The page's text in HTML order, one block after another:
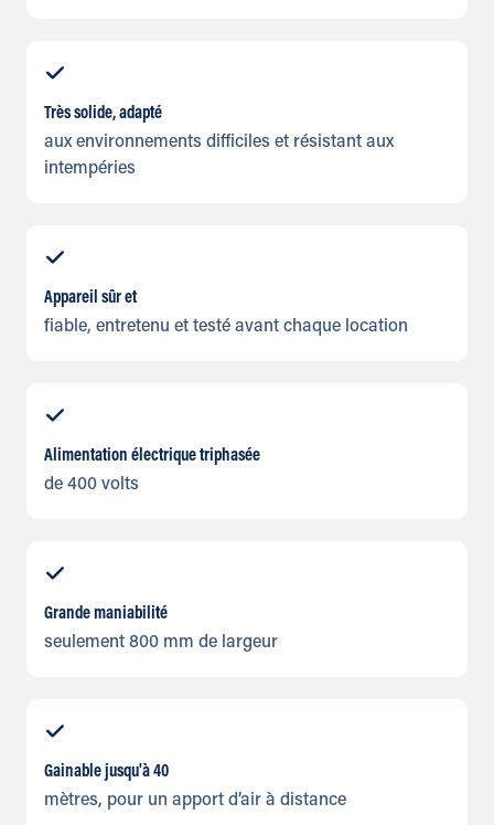
Très solide, adapté
aux environnements difficiles et résistant aux
intempéries
Appareil sûr et
fiable, entretenu et testé avant chaque location
Alimentation électrique triphasée
de 400 volts
Grande maniabilité
seulement 800 mm de largeur
Gainable jusqu'à 40
mètres, pour un apport d’air à distance